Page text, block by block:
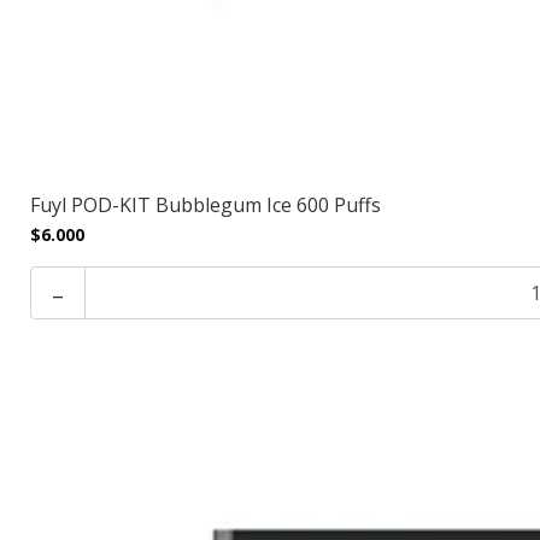
Fuyl POD-KIT Bubblegum Ice 600 Puffs
$6.000
-